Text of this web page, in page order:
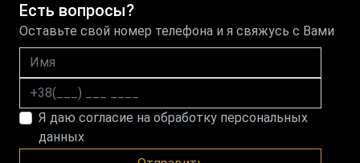
Есть вопросы?
Оставьте свой номер телефона и я свяжусь с Вами
Имя
Номер телефона
Я даю согласие на обработку персональных
данных